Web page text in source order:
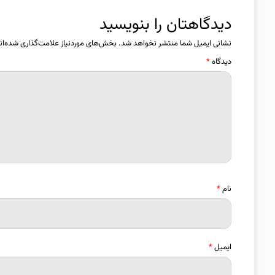
دیدگاهتان را بنویسید
نشانی ایمیل شما منتشر نخواهد شد. بخش‌های موردنیاز علامت‌گذاری
دیدگاه*
نام*
ایمیل*